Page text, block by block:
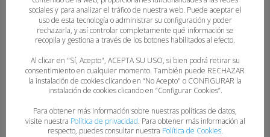
sociales y para analizar el tráfico de nuestra web. Puede aceptar el
uso de esta tecnología o administrar su configuración y poder
rechazarla, y así controlar completamente qué información se
recopila y gestiona a través de los botones habilitados al efecto.
Al clicar en "Sí, Acepto", ACEPTA SU USO, si bien podrá retirar su
consentimiento en cualquier momento. También puede RECHAZAR
la instalación de cookies clicando en “No Acepto" o CONFIGURAR la
instalación de cookies clicando en “Configurar Cookies”.
Para obtener más información sobre nuestras políticas de datos,
visite nuestra Política de privacidad. Para obtener más información al
respecto, puedes consultar nuestra Política de Cookies.